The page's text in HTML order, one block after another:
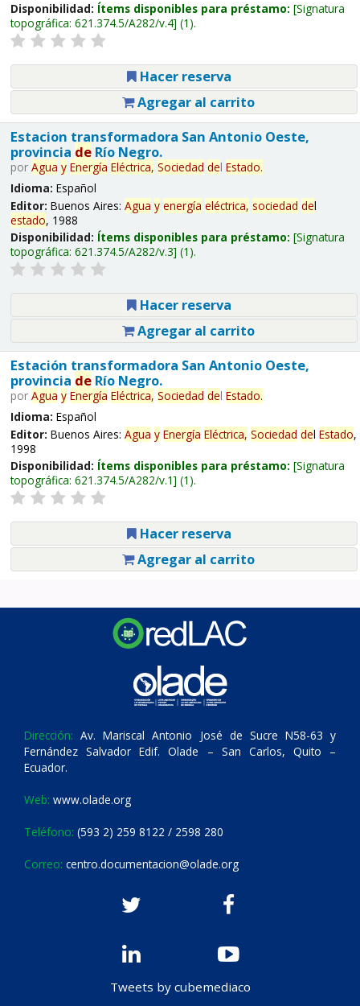
Disponibilidad: Ítems disponibles para préstamo: Signatura
topográfica: 621.374.5/A282/v.4 (1).
Hacer reserva
Agregar al carrito
Estacion transformadora San Antonio Oeste,
provincia deRío Negro.
por Agua y Energía Eléctrica, Sociedad del Estado.
Idioma: Español
Editor: Buenos Aires: Agua y energía eléctrica, sociedad del
estado, 1988
Disponibilidad: Ítems disponibles para préstamo: Signatura
topográfica: 621.374.5/A282/v.3 (1).
Hacer reserva
Agregar al carrito
Estación transformadora San Antonio Oeste,
provincia deRío Negro.
por Agua y Energía Eléctrica, Sociedad del Estado.
Idioma: Español
Editor: Buenos Aires: Agua y Energía Eléctrica, Sociedad del Estado,
1998
Disponibilidad: Ítems disponibles para préstamo: Signatura
topográfica: 621.374.5/A282/v.1 (1).
Hacer reserva
Agregar al carrito
Dirección: Av. Mariscal Antonio José de Sucre N58-63 y
Fernández Salvador Edif. Olade – San Carlos, Quito –
Ecuador.
Web: www.olade.org
Teléfono: (593 2) 259 8122 / 2598 280
Correo: centro.documentacion@olade.org
Tweets by cubemediaco